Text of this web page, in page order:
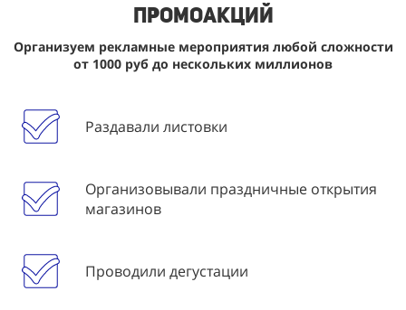
промоакций
Организуем рекламные мероприятия любой сложности
от 1000 руб до нескольких миллионов
Раздавали листовки
Организовывали праздничные открытия
магазинов
Проводили дегустации